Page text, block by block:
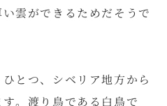
雲ができるためだそうで
とつ、シベリア地方から
。渡り鳥である白鳥で